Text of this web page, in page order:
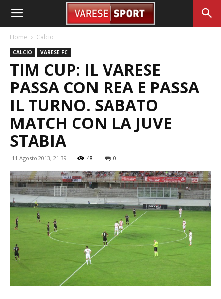
Home Calcio
CALCIO VARESE FC
TIM CUP: IL VARESE
PASSA CON REA E PASSA
IL TURNO. SABATO
MATCH CON LA JUVE
STABIA
11 Agosto 2013, 21:39 48 0